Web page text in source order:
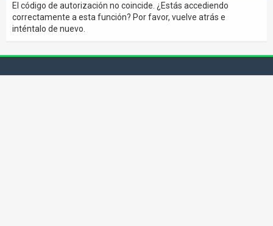
El código de autorización no coincide. ¿Estás accediendo
correctamente a esta función? Por favor, vuelve atrás e
inténtalo de nuevo.